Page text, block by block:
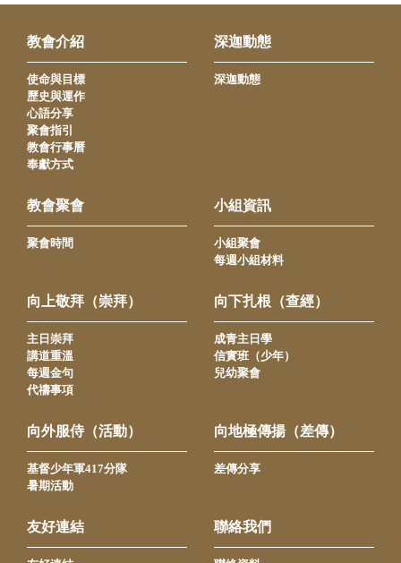
教會介紹
使命與目標
歷史與運作
心語分享
聚會指引
教會行事曆
奉獻方式
深迦動態
深迦動態
教會聚會
聚會時間
小組資訊
小組聚會
每週小組材料
向上敬拜（崇拜）
主日崇拜
講道重溫
每週金句
代禱事項
向下扎根（查經）
成青主日學
信實班（少年）
兒幼聚會
向外服侍（活動）
基督少年軍417分隊
暑期活動
向地極傳揚（差傳）
差傳分享
友好連結 聯絡我們